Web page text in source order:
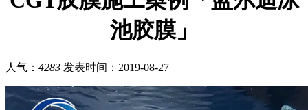
池胶膜」
人气： 4283 发表时间： 2019-08-27